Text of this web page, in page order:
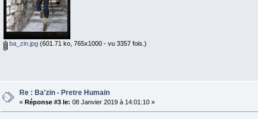
ba_zin.jpg (601.71 ko, 765x1000 - vu 3357 fois.)
Re : Ba'zin - Pretre Humain
« Réponse #3 le: 08 Janvier 2019 à 14:01:10 »